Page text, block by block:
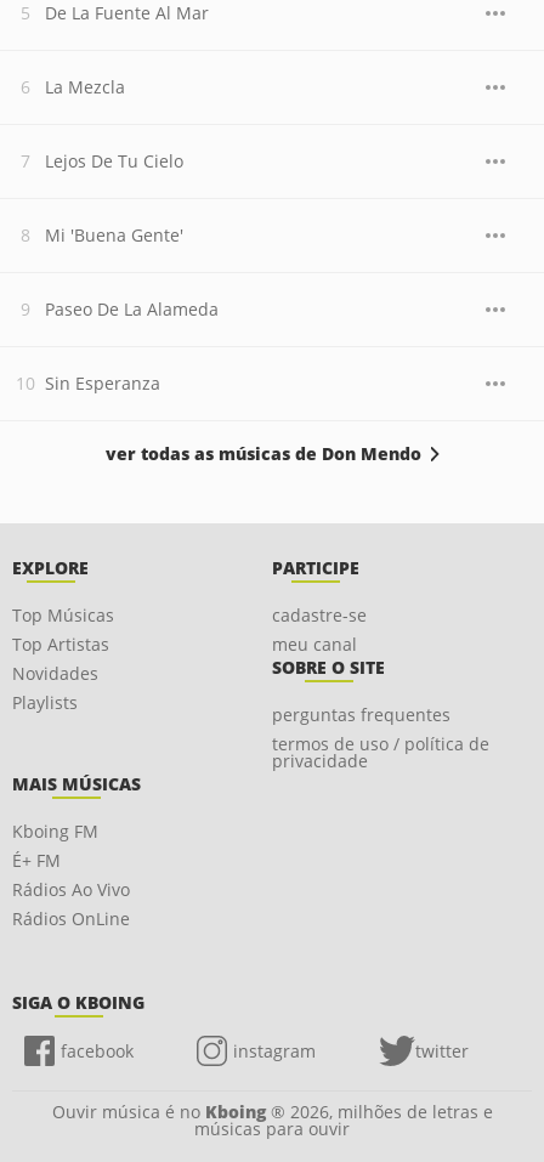
De La Fuente Al Mar
La Mezcla
Lejos De Tu Cielo
Mi 'Buena Gente'
Paseo De La Alameda
Sin Esperanza
ver todas as músicas de Don Mendo
EXPLORE
Top Músicas
Top Artistas
Novidades
Playlists
PARTICIPE
cadastre-se
meu canal
SOBRE O SITE
perguntas frequentes
termos de uso / política de
privacidade
MAIS MÚSICAS
Kboing FM
É+ FM
Rádios Ao Vivo
Rádios OnLine
SIGA O KBOING
facebook instagram twitter
Ouvir música é no Kboing® 2026, milhões de letras e
músicas para ouvir